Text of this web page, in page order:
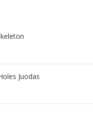
Juodas